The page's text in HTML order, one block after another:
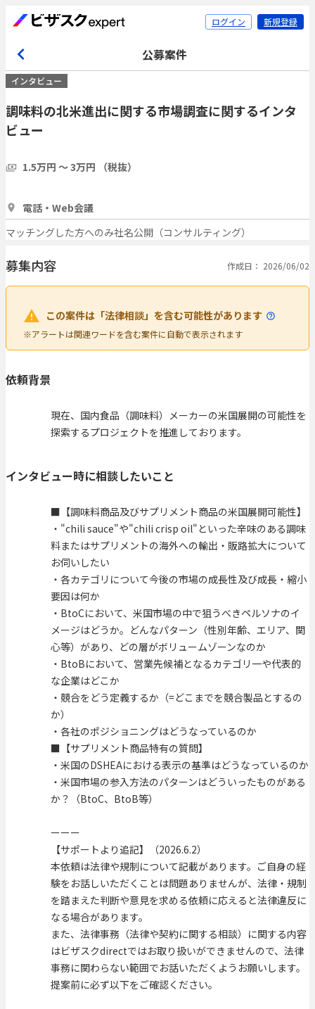
ログイン 新規登録
公募案件
インタビュー
調味料の北米進出に関する市場調査に関するインタ
ビュー
1.5万円 〜 3万円 （税抜）
電話・Web会議
マッチングした方へのみ社名公開（コンサルティング）
募集内容 作成日： 2026/06/02
この案件は「法律相談」を含む可能性があります
※アラートは関連ワードを含む案件に自動で表示されます
依頼背景
現在、国内食品（調味料）メーカーの米国展開の可能性を
探索するプロジェクトを推進しております。
インタビュー時に相談したいこと
■【調味料商品及びサプリメント商品の米国展開可能性】
・"chili sauce"や"chili crisp oil"といった辛味のある調味
料またはサプリメントの海外への輸出・販路拡大について
お伺いしたい
・各カテゴリについて今後の市場の成長性及び成長・縮小
要因は何か
・BtoCにおいて、米国市場の中で狙うべきペルソナのイ
メージはどうか。どんなパターン（性別年齢、エリア、関
心等）があり、どの層がボリュームゾーンなのか
・BtoBにおいて、営業先候補となるカテゴリ一や代表的
な企業はどこか
・競合をどう定義するか（=どこまでを競合製品とするの
か）
・各社のポジショニングはどうなっているのか
■【サプリメント商品特有の質問】
・米国のDSHEAにおける表示の基準はどうなっているのか
・米国市場の参入方法のパターンはどういったものがある
か？（BtoC、BtoB等）
ーーー
【サポートより追記】（2026.6.2）
本依頼は法律や規制について記載があります。ご自身の経
験をお話しいただくことは問題ありませんが、法律・規制
を踏まえた判断や意見を求める依頼に応えると法律違反に
なる場合があります。
また、法律事務（法律や契約に関する相談）に関する内容
はビザスクdirectではお取り扱いができませんので、法律
事務に関わらない範囲でお話いただくようお願いします。
提案前に必ず以下をご確認ください。